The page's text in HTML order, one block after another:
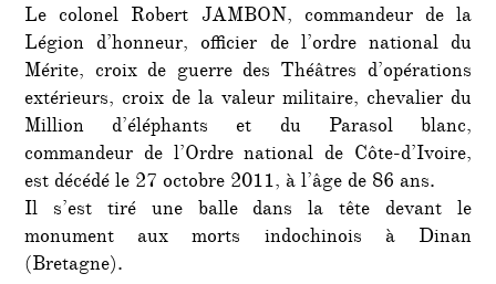
Le colonel Robert JAMBON, commandeur de la
Légion d’honneur, officier de l’ordre national du
Mérite, croix de guerre des Théâtres d’opérations
extérieurs, croix de la valeur militaire, chevalier du
Million d’éléphants et du Parasol blanc,
commandeur de l’Ordre national de Côte-d’Ivoire,
est décédé le 27 octobre 2011, à l’âge de 86 ans.
Il s’est tiré une balle dans la tête devant le
monument aux morts indochinois à Dinan
(Bretagne).